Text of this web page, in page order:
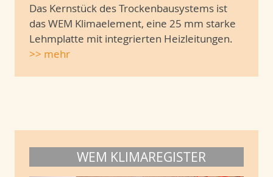
Das Kernstück des Trockenbausystems ist
das WEM Klimaelement, eine 25 mm starke
Lehmplatte mit integrierten Heizleitungen.
>> mehr
WEM KLIMAREGISTER